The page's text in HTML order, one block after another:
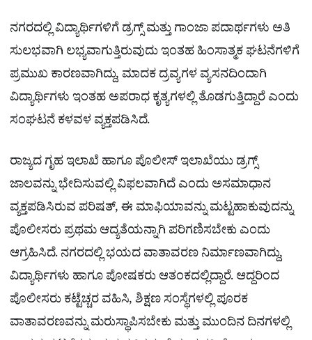
ನಗರದಲ್ಲಿ ವಿದ್ಯಾರ್ಥಿಗಳಿಗೆ ಡ್ರಗ್ಸ್ ಮತ್ತು ಗಾಂಜಾ ಪದಾರ್ಥಗಳು ಅತಿ
ಸುಲಭವಾಗಿ ಲಭ್ಯವಾಗುತ್ತಿರುವುದು ಇಂತಹ ಹಿಂಸಾತ್ಮಕ ಘಟನೆಗಳಿಗೆ
ಪ್ರಮುಖ ಕಾರಣವಾಗಿದ್ದು, ಮಾದಕ ದ್ರವ್ಯಗಳ ವ್ಯಸನದಿಂದಾಗಿ
ವಿದ್ಯಾರ್ಥಿಗಳು ಇಂತಹ ಅಪರಾಧ ಕೃತ್ಯಗಳಲ್ಲಿ ತೊಡಗುತ್ತಿದ್ದಾರೆ ಎಂದು
ಸಂಘಟನೆ ಕಳವಳ ವ್ಯಕ್ತಪಡಿಸಿದೆ.
ರಾಜ್ಯದ ಗೃಹ ಇಲಾಖೆ ಹಾಗೂ ಪೊಲೀಸ್ ಇಲಾಖೆಯು ಡ್ರಗ್ಸ್
ಜಾಲವನ್ನು ಭೇದಿಸುವಲ್ಲಿ ವಿಫಲವಾಗಿದೆ ಎಂದು ಅಸಮಾಧಾನ
ವ್ಯಕ್ತಪಡಿಸಿರುವ ಪರಿಷತ್, ಈ ಮಾಫಿಯಾವನ್ನು ಮಟ್ಟಹಾಕುವುದನ್ನು
ಪೊಲೀಸರು ಪ್ರಥಮ ಆದ್ಯತೆಯನ್ನಾಗಿ ಪರಿಗಣಿಸಬೇಕು ಎಂದು
ಆಗ್ರಹಿಸಿದೆ. ನಗರದಲ್ಲಿ ಭಯದ ವಾತಾವರಣ ನಿರ್ಮಾಣವಾಗಿದ್ದು,
ವಿದ್ಯಾರ್ಥಿಗಳು ಹಾಗೂ ಪೋಷಕರು ಆತಂಕದಲ್ಲಿದ್ದಾರೆ. ಆದ್ದರಿಂದ
ಪೊಲೀಸರು ಕಟ್ಟೆಚ್ಚರ ವಹಿಸಿ, ಶಿಕ್ಷಣ ಸಂಸ್ಥೆಗಳಲ್ಲಿ ಪೂರಕ
ವಾತಾವರಣವನ್ನು ಮರುಸ್ಥಾಪಿಸಬೇಕು ಮತ್ತು ಮುಂದಿನ ದಿನಗಳಲ್ಲಿ